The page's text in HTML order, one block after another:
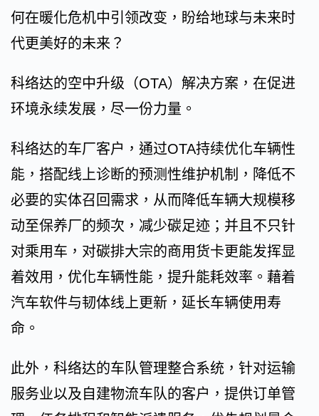
何在暖化危机中引领改变，盼给地球与未来时
代更美好的未来？
科络达的空中升级（OTA）解决方案，在促进
环境永续发展，尽一份力量。
科络达的车厂客户，通过OTA持续优化车辆性
能，搭配线上诊断的预测性维护机制，降低不
必要的实体召回需求，从而降低车辆大规模移
动至保养厂的频次，减少碳足迹；并且不只针
对乘用车，对碳排大宗的商用货卡更能发挥显
着效用，优化车辆性能，提升能耗效率。藉着
汽车软件与韧体线上更新，延长车辆使用寿
命。
此外，科络达的车队管理整合系统，针对运输
服务业以及自建物流车队的客户，提供订单管